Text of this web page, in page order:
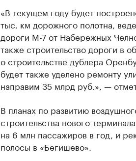
«В текущем году будет
тыс. км дорожного полотна,
дороги М-7 от Набережных
также строительство дороги в
о строительстве дублера
будет также уделено ремонту
направим 35 млрд руб.», —
В планах по развитию
строительства нового
на 6 млн пассажиров в год, и
полосы в «Бегишево».